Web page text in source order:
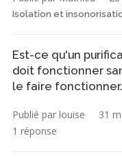
Isolation et
Est-ce qu'un
doit fonctionner
le faire fonctionner.
Publié par louise 31
1 réponse